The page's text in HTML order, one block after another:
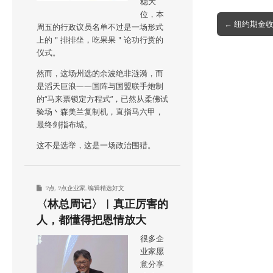
Post
navigation
← 纽约期金
位，本
周五的行政议员名单不过是一场形式
上的＂排排坐，吃果果＂论功行赏的
仪式。
然而，这场州选的余波绝非涟漪，而
是滔天巨浪——国阵与国盟联手炮制
的“马来票锁定方程式”，已然从柔佛试
验场丶森美兰复制机，直指马六甲，
最终剑指布城。
这不是选举，这是一场政治围猎。
9点 9点企业家 编辑精选好文
〈林总周记〉︱真正厉害的
人，都懂得把恩情放大
很多企
业家愿
意分享